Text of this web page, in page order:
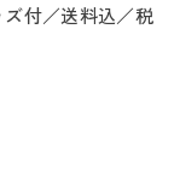
ズ付／送料込／税